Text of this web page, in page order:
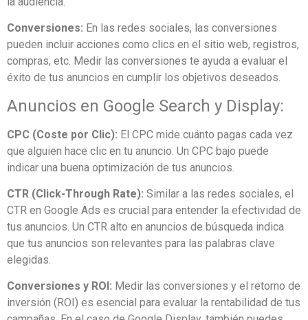
Conversiones: En las redes sociales, las conversiones
pueden incluir acciones como clics en el sitio web, registros,
compras, etc. Medir las conversiones te ayuda a evaluar el
éxito de tus anuncios en cumplir los objetivos deseados.
Anuncios en Google Search y Display:
CPC (Coste por Clic): El CPC mide cuánto pagas cada vez
que alguien hace clic en tu anuncio. Un CPC bajo puede
indicar una buena optimización de tus anuncios.
CTR (Click-Through Rate): Similar a las redes sociales, el
CTR en Google Ads es crucial para entender la efectividad de
tus anuncios. Un CTR alto en anuncios de búsqueda indica
que tus anuncios son relevantes para las palabras clave
elegidas.
Conversiones y ROI: Medir las conversiones y el retorno de
inversión (ROI) es esencial para evaluar la rentabilidad de tus